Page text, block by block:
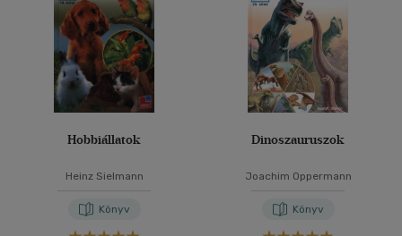
Hobbiállatok
Heinz Sielmann
Könyv
Dinoszauruszok
Joachim Oppermann
Könyv